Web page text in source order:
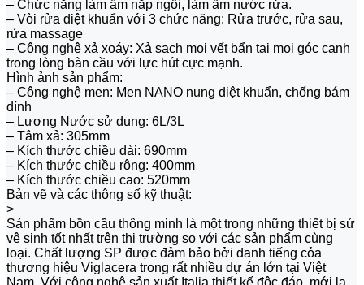
– Chức năng làm ấm nắp ngồi, làm ấm nước rửa.
– Vòi rửa diệt khuẩn với 3 chức năng: Rửa trước, rửa sau,
rửa massage
– Công nghệ xả xoáy: Xả sạch mọi vết bẩn tại mọi góc cạnh
trong lòng bàn cầu với lực hút cực mạnh.
Hình ảnh sản phẩm:
– Công nghệ men: Men NANO nung diệt khuẩn, chống bám
dính
– Lượng Nước sử dụng: 6L/3L
– Tâm xả: 305mm
– Kích thước chiều dài: 690mm
– Kích thước chiều rộng: 400mm
– Kích thước chiều cao: 520mm
Bản vẽ và các thông số kỹ thuật:
>
Sản phẩm bồn cầu thông minh là một trong những thiết bị sứ
vệ sinh tốt nhất trên thị trường so với các sản phẩm cùng
loại. Chất lượng SP được đảm bảo bởi danh tiếng cỏa
thương hiệu Viglacera trong rất nhiều dự án lớn tại Việt